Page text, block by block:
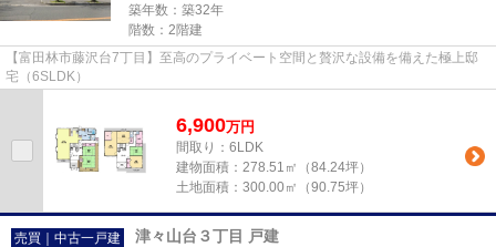
築年数：築32年
階数：2階建
【富田林市藤沢台7丁目】至高のプライベート空間と贅沢な設備を備えた極上邸
宅（6SLDK）
6,900万円
間取り：6LDK
建物面積： 278.51㎡（84.24坪）
土地面積： 300.00㎡（90.75坪）
売買｜中古一戸建 津々山台３丁目 戸建